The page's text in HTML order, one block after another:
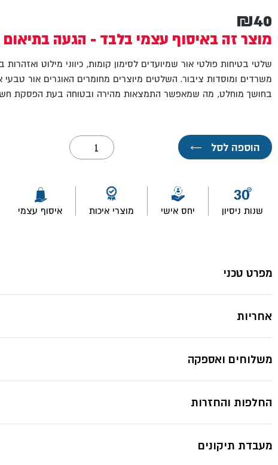
₪40
מוצר זה באיסוף עצמי בלבד - הגעה
שלטי בטיחות פולטי אור שמיועדים לסימון קומות, כיווני מילוט ואזהרות
משרדים ומוסדות ציבור. השלטים מיוצרים מחומרים האוגרים אור טבעי
בחושך מוחלט, מה שמאפשר התמצאות מהירה ובטוחה בעת הפסקת
הוספה לסל ←
כמות
של
שלט
שנות ניסיון יחס אישי מוצרי איכות איסוף עצמי
מפרט טכני
אחריות
משלוחים ואספקה
החלפות והחזרות
מעבדת תיקונים